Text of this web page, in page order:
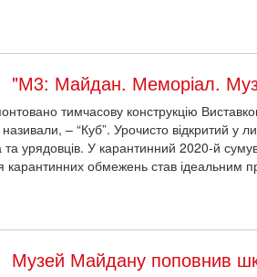
"М3: Майдан. Меморіал.
тимчасову конструкцію
– “Куб”. Урочисто відкритий у
урядовців. У карантинний 2020-й
карантинних обмежень став ідеальним
Музей Майдану поповнив